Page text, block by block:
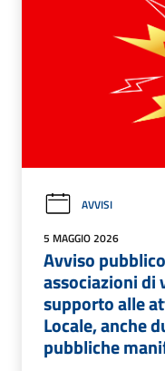
AVVISI
5 MAGGIO 2026
Avviso
associazioni di
supporto alle
Locale, anche
pubbliche